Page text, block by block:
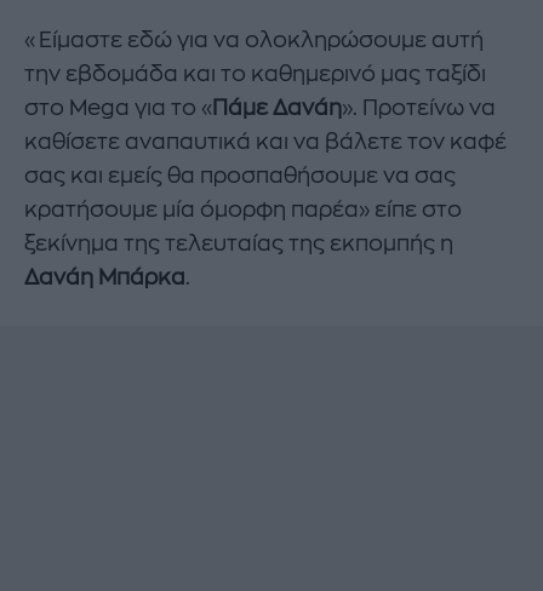
«Είμαστε εδώ για να ολοκληρώσουμε αυτή
την εβδομάδα και το καθημερινό μας ταξίδι
στο Mega για το «Πάμε Δανάη». Προτείνω να
καθίσετε αναπαυτικά και να βάλετε τον καφέ
σας και εμείς θα προσπαθήσουμε να σας
κρατήσουμε μία όμορφη παρέα» είπε στο
ξεκίνημα της τελευταίας της εκπομπής η
Δανάη Μπάρκα.